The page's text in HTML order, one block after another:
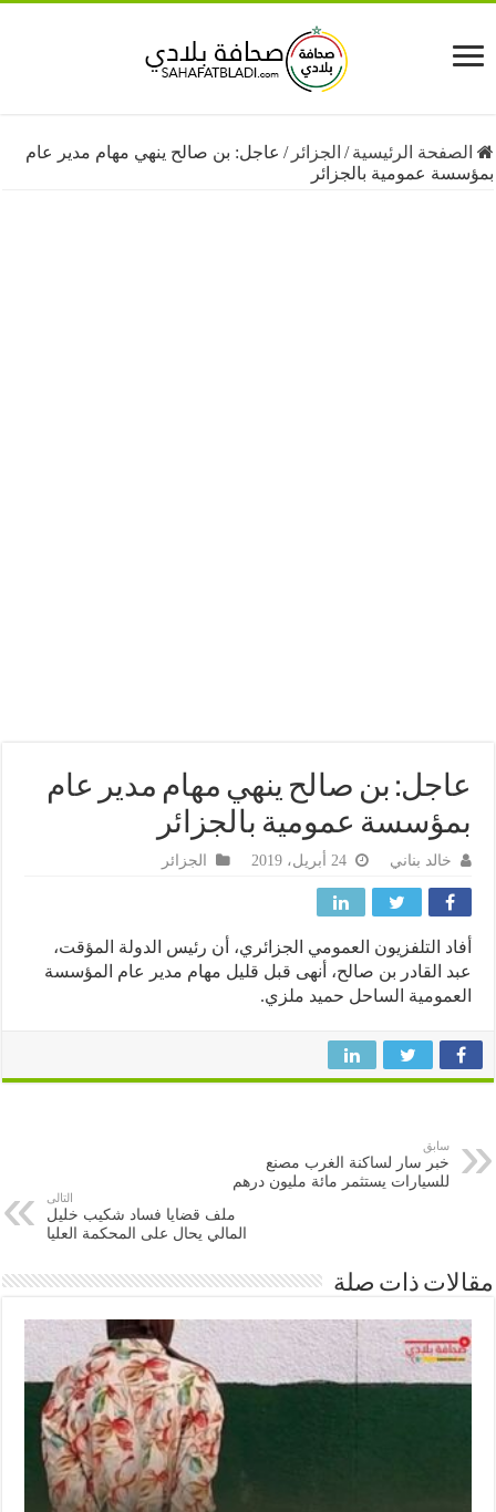
الرئيسية /الجزائر/عاجل: بن صالح ينهي مهام مدير عام
عمومية بالجزائر
بن صالح ينهي مهام مدير عام
عمومية بالجزائر
خالد بناني الجزائر
التلفزيون العمومي الجزائري، أن رئيس الدولة المؤقت،
القادر بن صالح، أنهى قبل قليل مهام مدير عام المؤسسة
الساحل حميد ملزي.
خبر سار لساكنة الغرب مصنع
للسيارات يستثمر مائة مليون درهم
ملف قضايا فساد شكيب خليل
المالي يحال على المحكمة العليا
ذات صلة